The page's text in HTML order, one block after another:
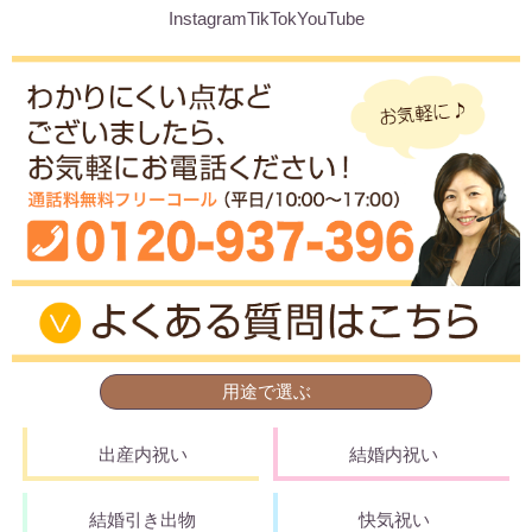
InstagramTikTokYouTube
用途で選ぶ
出産内祝い 結婚内祝い
結婚引き出物 快気祝い